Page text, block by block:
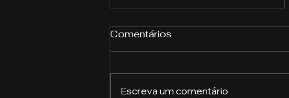
Comentários
Escreva um comentário